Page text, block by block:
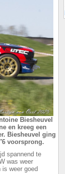
Biesheuvel
en kreeg een
Biesheuvel ging
voorsprong.
spannend te
was weer
is weer goed